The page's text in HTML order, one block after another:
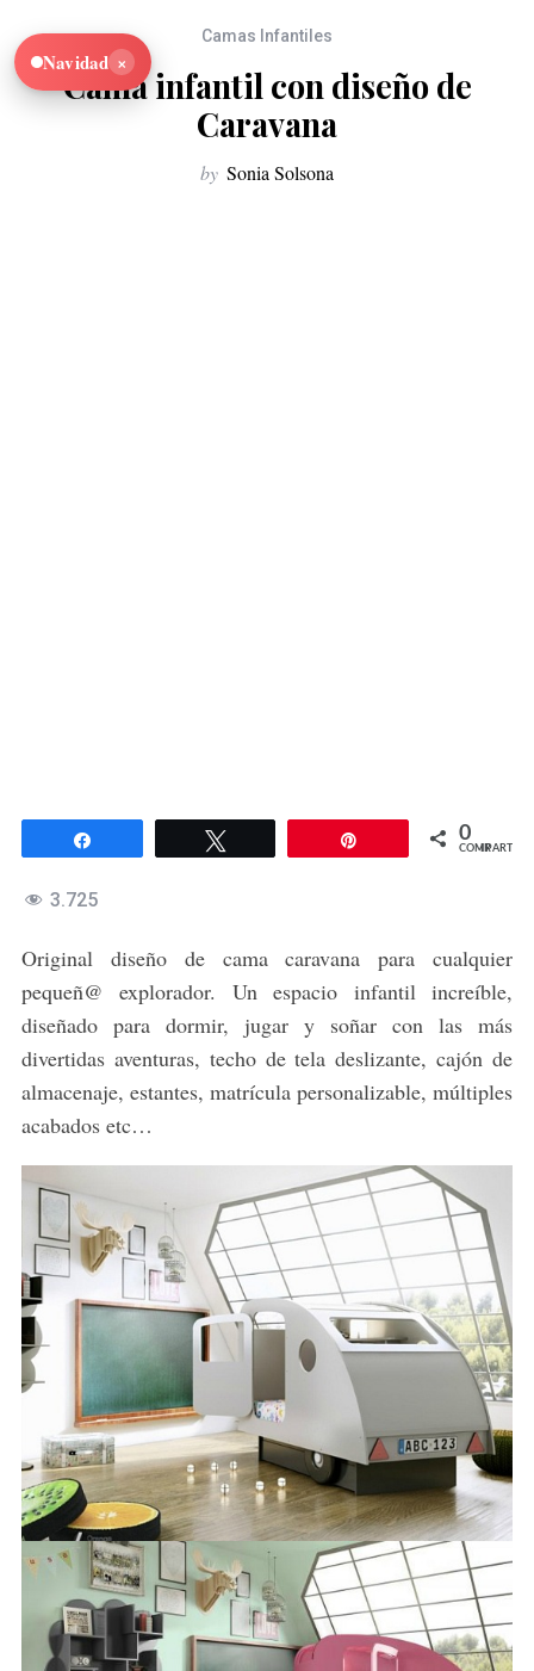
Camas Infantiles
Cama infantil con diseño de
Caravana
by Sonia Solsona
0
COMPARTIR
3.725
Original diseño de cama caravana para cualquier
pequeñ@ explorador. Un espacio infantil increíble,
diseñado para dormir, jugar y soñar con las más
divertidas aventuras, techo de tela deslizante, cajón de
almacenaje, estantes, matrícula personalizable, múltiples
acabados etc…
Navidad ×